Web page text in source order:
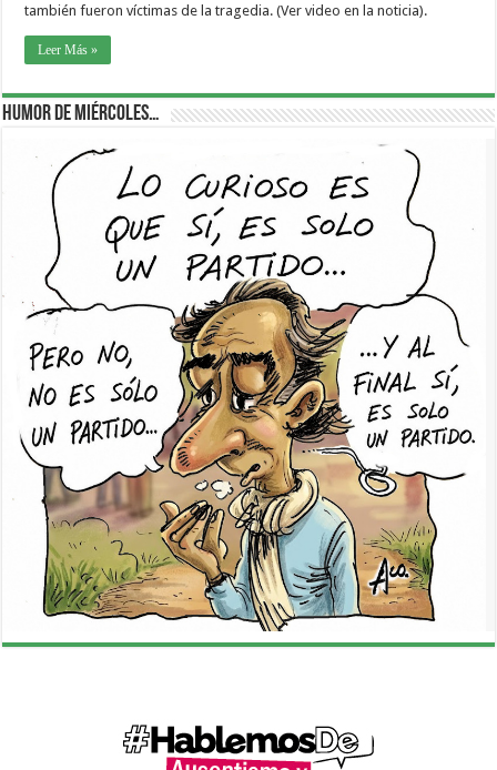
también fueron víctimas de la tragedia. (Ver video en la noticia).
Leer Más »
Humor de Miércoles…